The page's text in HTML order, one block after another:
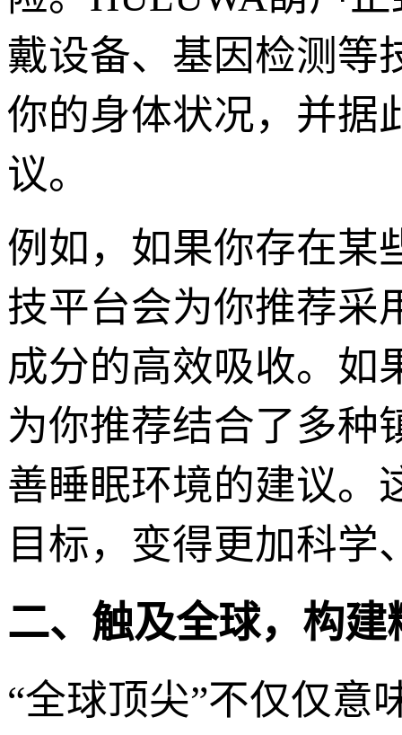
戴设备、基因检测等
你的身体状况，并据
议。
例如，如果你存在某
技平台会为你推荐采
成分的高效吸收。如
为你推荐结合了多种
善睡眠环境的建议。
目标，变得更加科学
二、触及全球，构
“全球顶尖”不仅仅意